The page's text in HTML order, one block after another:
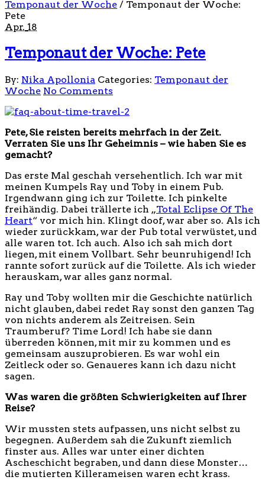
Temponaut der Woche / Temponaut der Woche:
Pete
Apr. 18
Temponaut der Woche: Pete
By: Nika Apollonia Categories: Temponaut der
Woche No Comments
Pete, Sie reisten bereits mehrfach in der Zeit.
Verraten Sie uns Ihr Geheimnis – wie haben Sie es
gemacht?
Das erste Mal geschah versehentlich. Ich war mit
meinen Kumpels Ray und Toby in einem Pub.
Irgendwann ging ich zur Toilette. Ich pinkelte
freihändig. Dabei trällerte ich „Total Eclipse Of The
Heart“ vor mich hin. Klingt doof, war aber so. Als ich
wieder zurückkam, war der Pub total verwüstet, und
alle waren tot. Ich auch. Also ich sah mich dort
liegen, mit einem Vollbart. Sehr beunruhigend! Ich
rannte sofort zurück auf die Toilette. Als ich wieder
herauskam, war alles ganz normal.
Ray und Toby wollten mir die Geschichte natürlich
nicht glauben, dabei redet Ray sonst den ganzen Tag
von nichts anderem als Zeitreisen. Sein
Traumberuf? Time Lord! Ich habe sie dann
überreden können, mit mir zu kommen und es
gemeinsam auszuprobieren. Es war wohl ein
Zeitleck oder so. Genaueres kann ich dazu nicht
sagen.
Was waren die größten Schwierigkeiten auf Ihrer
Reise?
Wir mussten stets aufpassen, uns nicht selbst zu
begegnen. Außerdem sah die Zukunft ziemlich
finster aus. Alles war unter einer dichten
Ascheschicht begraben, und dann diese Monster…
die mutierten Killerameisen waren echt krass.